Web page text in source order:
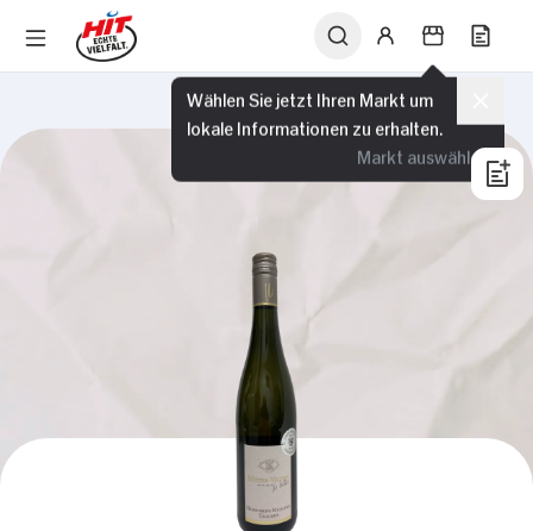
Wählen Sie jetzt Ihren Markt um
lokale Informationen zu erhalten.
Markt auswählen